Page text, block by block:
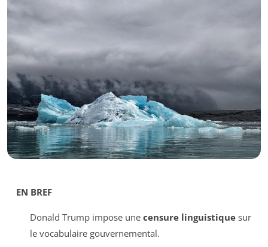
EN BREF
Donald Trump impose une censure linguistiquesur
le vocabulaire gouvernemental.